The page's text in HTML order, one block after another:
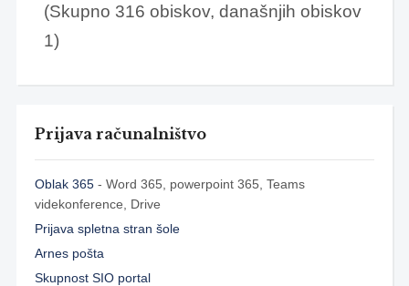
Prijava računalništvo
Oblak 365- Word 365, powerpoint 365, Teams
videkonference, Drive
Prijava spletna stran šole
Arnes pošta
Skupnost SIO portal
(Skupno 316 obiskov, današnjih obiskov
1)